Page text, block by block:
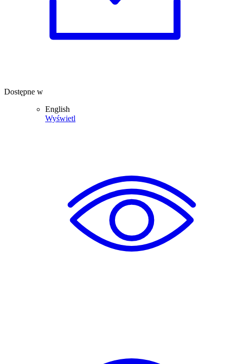
Dostępne w
English
Wyświetl